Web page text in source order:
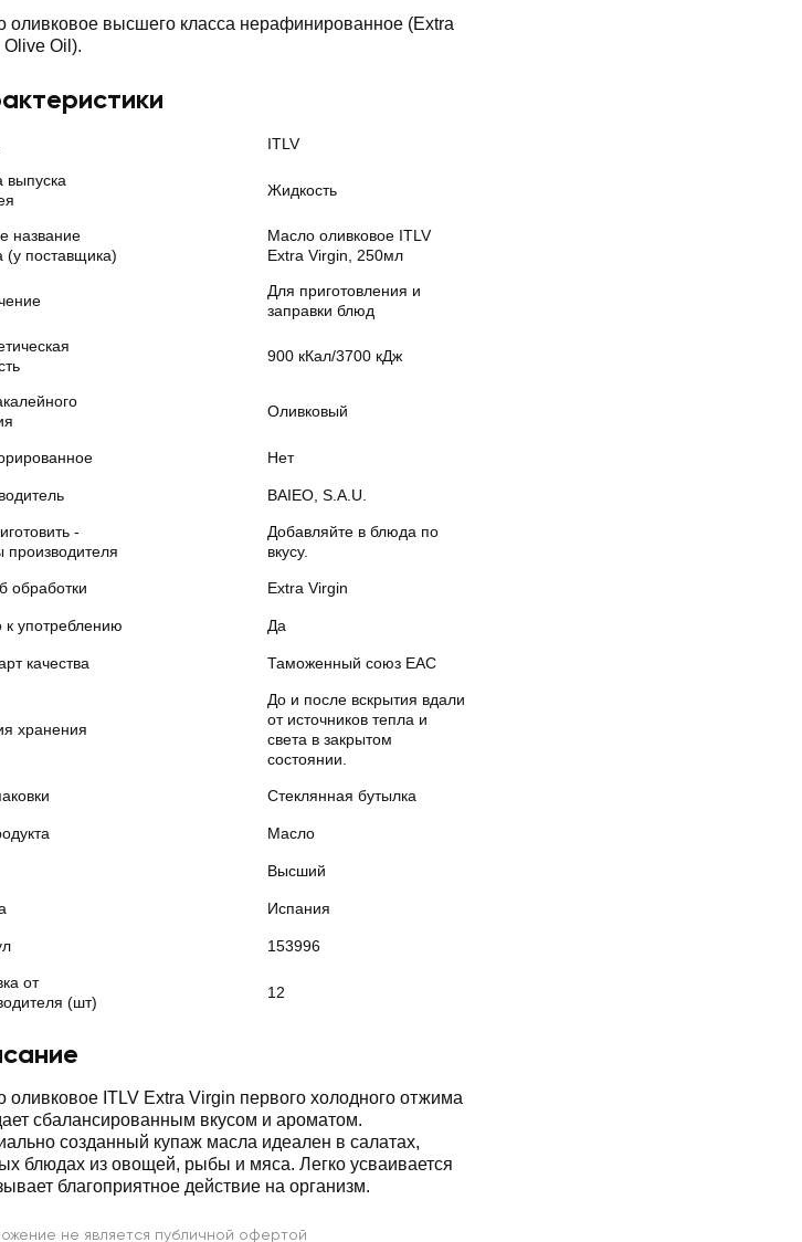
оливковое высшего класса нерафинированное (Extra
Oil).
ITLV
Жидкость
название
(у поставщика)
Масло оливковое ITLV
Extra Virgin, 250мл
Для приготовления и
заправки блюд
900 кКал/3700 кДж
Оливковый
Нет
BAIEO, S.A.U.
-
производителя
Добавляйте в блюда по
вкусу.
обработки Extra Virgin
к употреблению Да
качества Таможенный союз EAC
хранения
До и после вскрытия вдали
от источников тепла и
света в закрытом
состоянии.
Стеклянная бутылка
Масло
Высший
Испания
153996
от
(шт)
12
оливковое ITLV Extra Virgin первого холодного отжима
сбалансированным вкусом и ароматом.
созданный купаж масла идеален в салатах,
блюдах из овощей, рыбы и мяса. Легко усваивается
благоприятное действие на организм.
не является публичной офертой